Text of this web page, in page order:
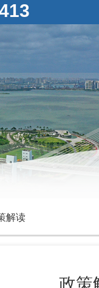
解读
政策